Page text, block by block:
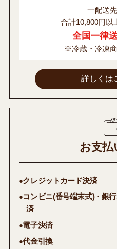
一配送
合計10,800円以
全国一律
※冷蔵・冷凍商
詳しくは
お支払
●クレジットカード決済
●コンビニ(番号端末式)・銀
済
●電子決済
●代金引換